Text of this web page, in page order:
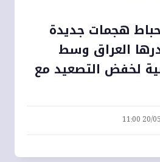
هجمات جديدة
العراق وسط
لخفض التصعيد مع
20/05/